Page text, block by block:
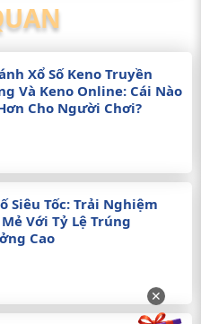
Xổ Số Keno Truyền
Và Keno Online: Cái Nào
Cho Người Chơi?
Siêu Tốc: Trải Nghiệm
Với Tỷ Lệ Trúng
Cao
✕